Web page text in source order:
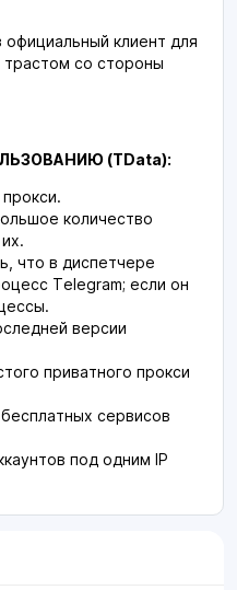
клиент для
со стороны
(TData):
количество
что в диспетчере
Telegram; если он
версии
приватного прокси
сервисов
под одним IP